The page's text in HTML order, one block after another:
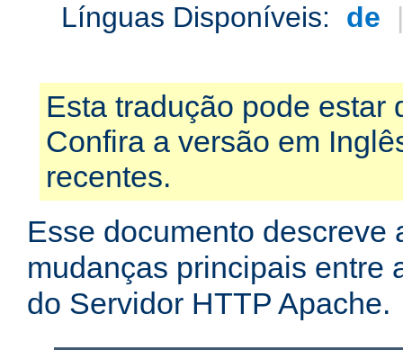
Línguas Disponíveis: de
Esta tradução pode estar
Confira a versão em
recentes.
Esse documento descreve
mudanças principais entre
do Servidor HTTP Apache.